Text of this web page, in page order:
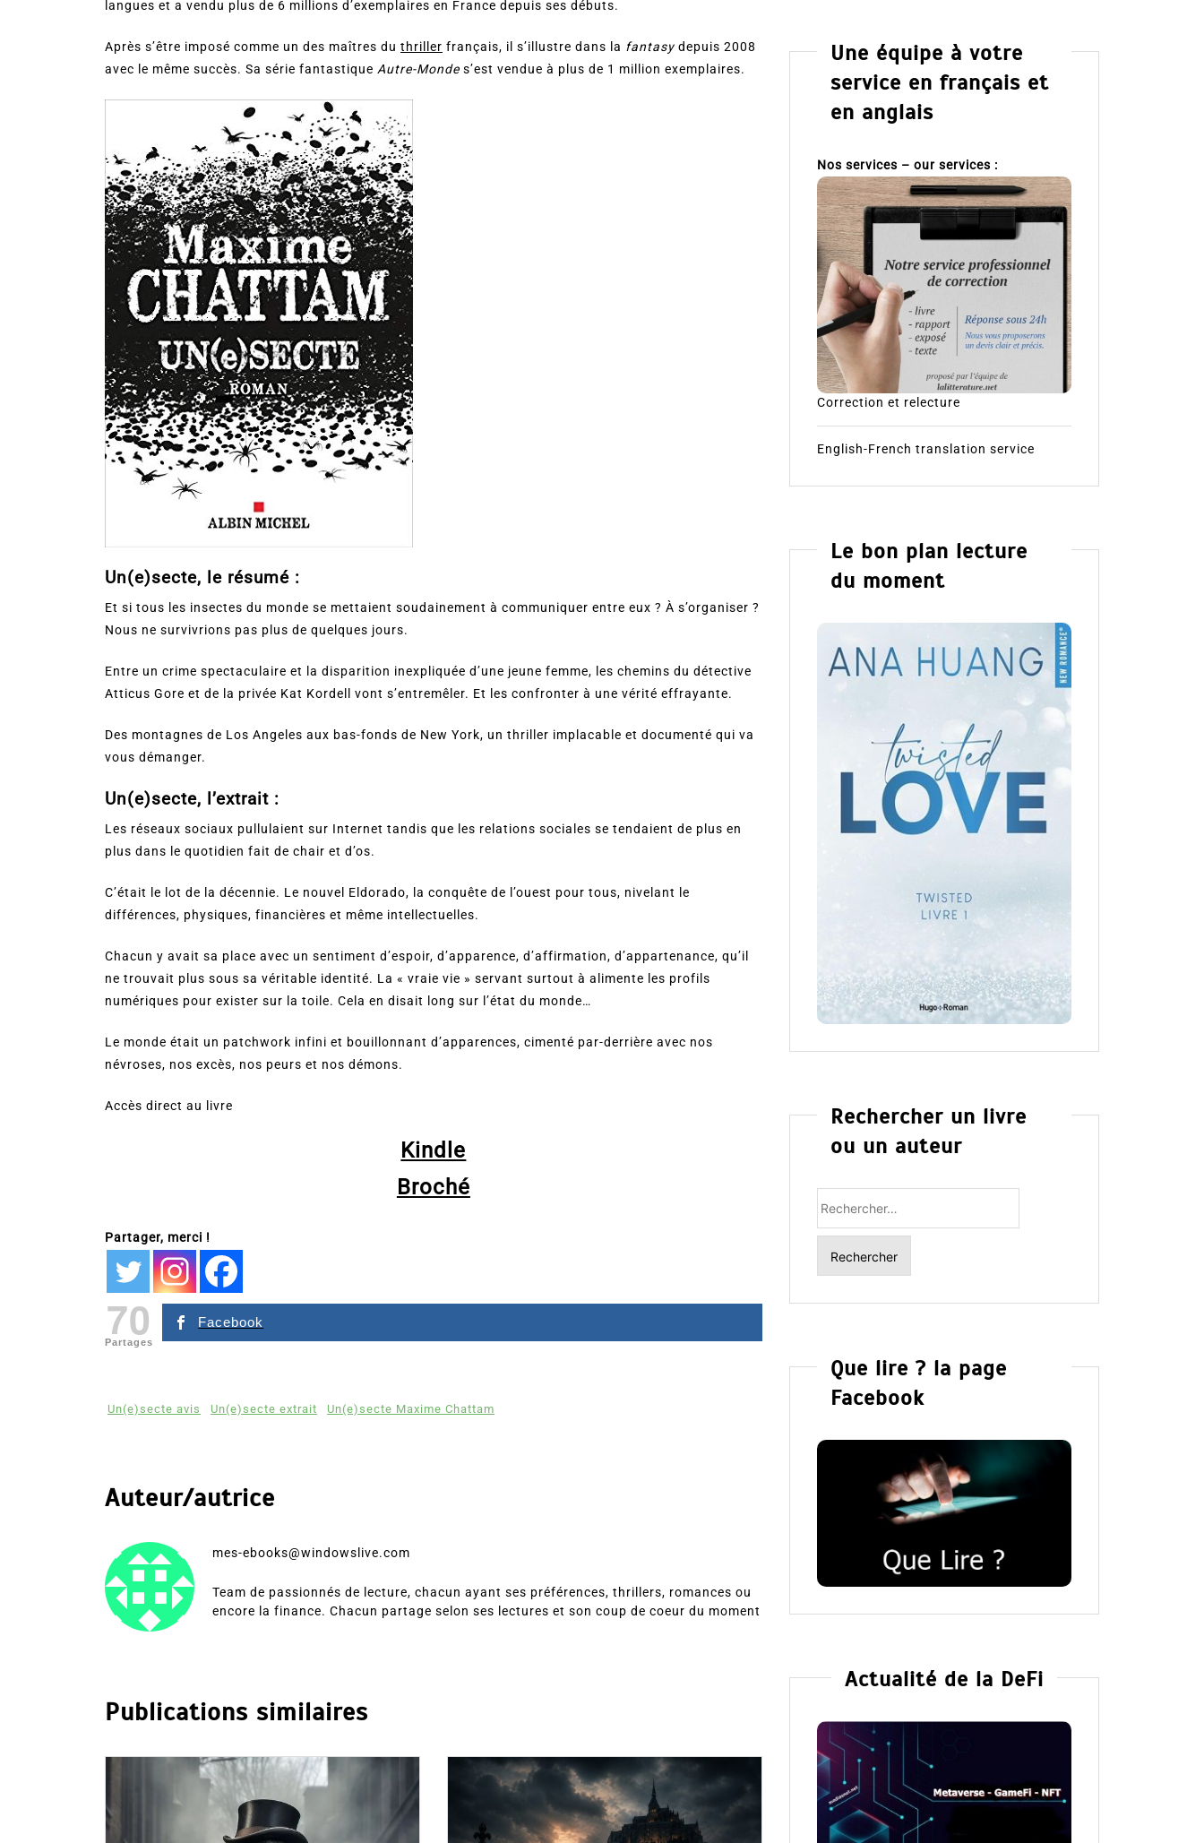
langues et a vendu plus de 6 millions d’exemplaires en France depuis ses débuts.
Après s’être imposé comme un des maîtres du thriller français, il s’illustre dans la fantasy depuis 2008
avec le même succès. Sa série fantastique Autre-Monde s’est vendue à plus de 1 million exemplaires.
Un(e)secte, le résumé :
Et si tous les insectes du monde se mettaient soudainement à communiquer entre eux ? À s’organiser ?
Nous ne survivrions pas plus de quelques jours.
Entre un crime spectaculaire et la disparition inexpliquée d’une jeune femme, les chemins du détective
Atticus Gore et de la privée Kat Kordell vont s’entremêler. Et les confronter à une vérité effrayante.
Des montagnes de Los Angeles aux bas-fonds de New York, un thriller implacable et documenté qui va
vous démanger.
Un(e)secte, l’extrait :
Les réseaux sociaux pullulaient sur Internet tandis que les relations sociales se tendaient de plus en
plus dans le quotidien fait de chair et d’os.
C’était le lot de la décennie. Le nouvel Eldorado, la conquête de l’ouest pour tous, nivelant le
différences, physiques, financières et même intellectuelles.
Chacun y avait sa place avec un sentiment d’espoir, d’apparence, d’affirmation, d’appartenance, qu’il
ne trouvait plus sous sa véritable identité. La « vraie vie » servant surtout à alimente les profils
numériques pour exister sur la toile. Cela en disait long sur l’état du monde…
Le monde était un patchwork infini et bouillonnant d’apparences, cimenté par-derrière avec nos
névroses, nos excès, nos peurs et nos démons.
Accès direct au livre
Kindle
Broché
Partager, merci !
70
Partages
Facebook
Un(e)secte avis Un(e)secte extrait Un(e)secte Maxime Chattam
Auteur/autrice
mes-ebooks@windowslive.com
Team de passionnés de lecture, chacun ayant ses préférences, thrillers, romances ou
encore la finance. Chacun partage selon ses lectures et son coup de coeur du moment
Publications similaires
Une équipe à votre
service en français et
en anglais
Nos services – our services :
Correction et relecture
English-French translation service
Le bon plan lecture
du moment
Rechercher un livre
ou un auteur
Que lire ? la page
Facebook
Actualité de la DeFi